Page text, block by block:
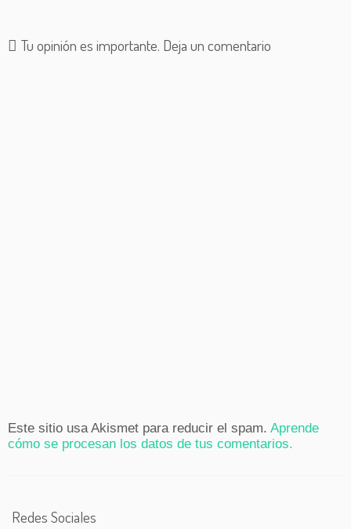
Tu opinión es importante. Deja un comentario
Este sitio usa Akismet para reducir el spam. Aprende
cómo se procesan los datos de tus comentarios.
Redes Sociales